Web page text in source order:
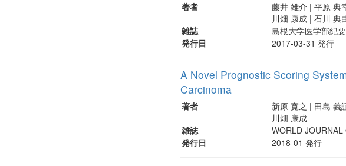
著者
藤井 雄介 | 平原 典
川畑 康成 | 石川 典
雑誌
島根大学医学部紀
発行日
2017-03-31 発行
A Novel Prognostic Scoring
Carcinoma
著者
新原 寛之 | 田島 義
川畑 康成
雑誌
WORLD
発行日
2018-01 発行